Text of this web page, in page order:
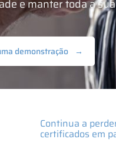
e manter toda a
demonstração →
Continua a
certificados em